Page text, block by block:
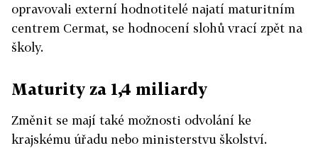
opravovali externí hodnotitelé najatí maturitním
centrem Cermat, se hodnocení slohů vrací zpět na
školy.
Maturity za 1,4 miliardy
Změnit se mají také možnosti odvolání ke
krajskému úřadu nebo ministerstvu školství.